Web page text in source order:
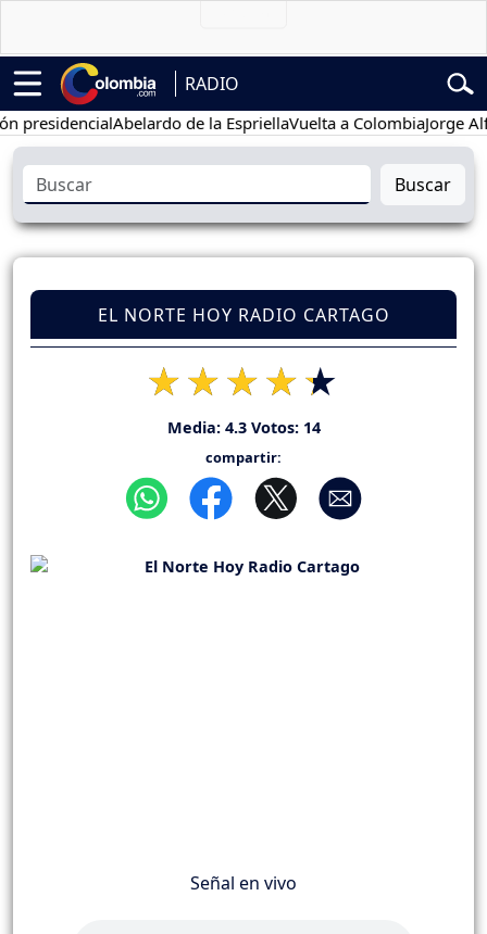
RADIO
Abelardo de la EspriellaVuelta a ColombiaJorge Alfredo
Buscar
EL NORTE HOY RADIO CARTAGO
Media: 4.3Votos: 14
compartir:
Señal en vivo